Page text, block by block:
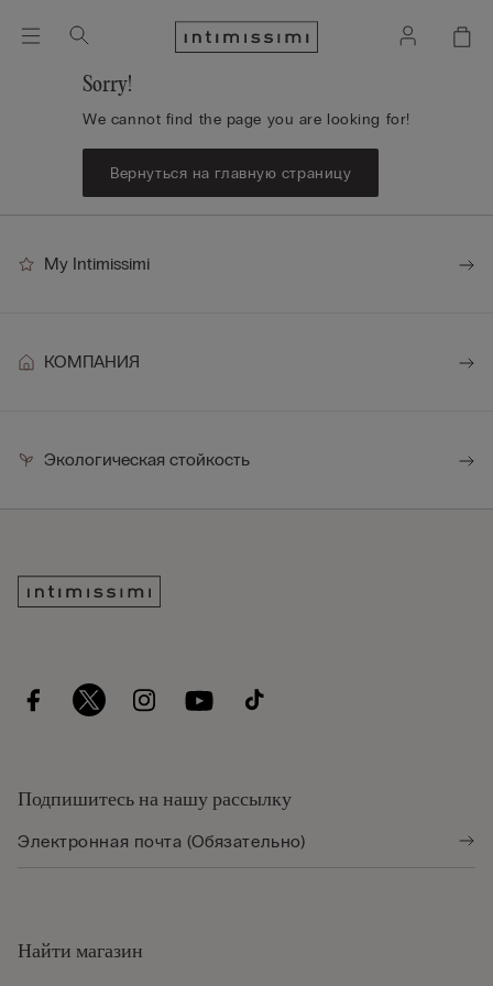
Sorry!
We cannot find the page you are looking for!
Вернуться на главную страницу
My Intimissimi
КОМПАНИЯ
Экологическая стойкость
Подпишитесь на нашу рассылку
Найти магазин